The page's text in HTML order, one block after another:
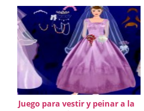
Juego para vestir y peinar a la